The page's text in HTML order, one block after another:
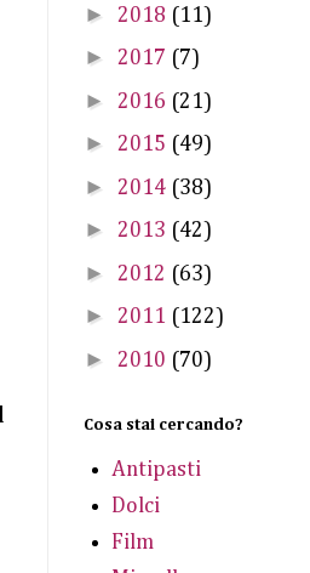
► 2018 (11)
► 2017 (7)
► 2016 (21)
► 2015 (49)
► 2014 (38)
► 2013 (42)
► 2012 (63)
► 2011 (122)
► 2010 (70)
Cosa stai cercando?
Antipasti
Dolci
Film